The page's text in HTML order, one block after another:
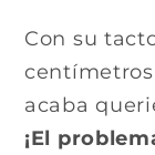
Con su
acaba
¡El